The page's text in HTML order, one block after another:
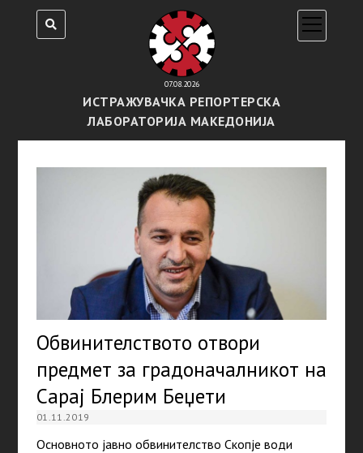
07.08.2026
ИСТРАЖУВАЧКА РЕПОРТЕРСКА
ЛАБОРАТОРИЈА МАКЕДОНИЈА
open
menu
Обвинителството отвори
предмет за градоначалникот на
Сарај Блерим Беџети
01.11.2019
Основното јавно обвинителство Скопје води